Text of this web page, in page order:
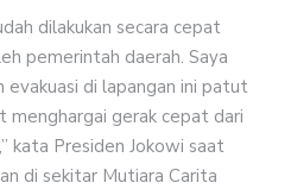
dilakukan secara cepat
pemerintah daerah. Saya
di lapangan ini patut
menghargai gerak cepat dari
kata Presiden Jokowi saat
di sekitar Mutiara Carita